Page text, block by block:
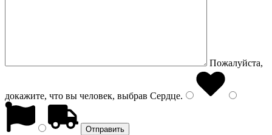
Пожалуйста,
докажите, что вы человек, выбрав Сердце.